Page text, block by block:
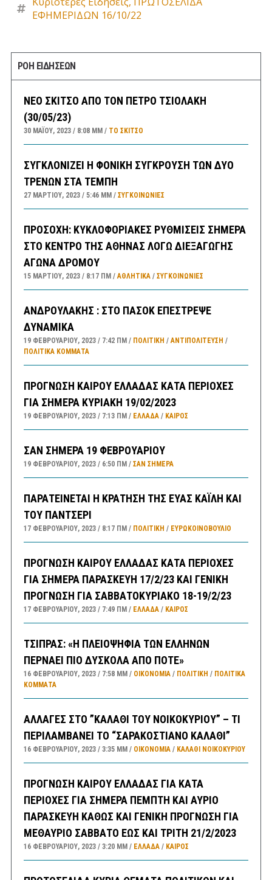
ΕΦΗΜΕΡΙΔΩΝ 16/10/22
ΡΟΗ ΕΙΔΗΣΕΩΝ
ΝΕΟ ΣΚΙΤΣΟ ΑΠΟ ΤΟΝ ΠΕΤΡΟ ΤΣΙΟΛΑΚΗ
(30/05/23)
30 ΜΑΪ́ΟΥ, 2023 8:08 ΜΜ ΤΟ ΣΚΊΤΣΟ
ΣΥΓΚΛΟΝΙΖΕΙ Η ΦΟΝΙΚΗ ΣΥΓΚΡΟΥΣΗ ΤΩΝ ΔΥΟ
ΤΡΕΝΩΝ ΣΤΑ ΤΕΜΠΗ
27 ΜΑΡΤΊΟΥ, 2023 5:46 ΜΜ ΣΥΓΚΟΙΝΩΝΊΕΣ
ΠΡΟΣΟΧΗ: ΚΥΚΛΟΦΟΡΙΑΚΕΣ ΡΥΘΜΙΣΕΙΣ ΣΗΜΕΡΑ
ΣΤΟ ΚΕΝΤΡΟ ΤΗΣ ΑΘΗΝΑΣ ΛΟΓΩ ΔΙΕΞΑΓΩΓΗΣ
ΑΓΩΝΑ ΔΡΟΜΟΥ
15 ΜΑΡΤΊΟΥ, 2023 8:17 ΠΜ ΑΘΛΗΤΙΚΑ/ ΣΥΓΚΟΙΝΩΝΊΕΣ
ΑΝΔΡΟΥΛΑΚΗΣ : ΣΤΟ ΠΑΣΟΚ ΕΠΕΣΤΡΕΨΕ
ΔΥΝΑΜΙΚΑ
19 ΦΕΒΡΟΥΑΡΊΟΥ, 2023 7:42 ΠΜ ΠΟΛΙΤΙΚΗ /ΑΝΤΙΠΟΛΊΤΕΥΣΗ /
ΠΟΛΙΤΙΚΆ ΚΌΜΜΑΤΑ
ΠΡΟΓΝΩΣΗ ΚΑΙΡΟΥ ΕΛΛΑΔΑΣ ΚΑΤΑ ΠΕΡΙΟΧΕΣ
ΓΙΑ ΣΗΜΕΡΑ ΚΥΡΙΑΚΗ 19/02/2023
19 ΦΕΒΡΟΥΑΡΊΟΥ, 2023 7:13 ΠΜ ΕΛΛΑΔA/ ΚΑΙΡΌΣ
ΣΑΝ ΣΗΜΕΡΑ 19 ΦΕΒΡΟΥΑΡΙΟΥ
19 ΦΕΒΡΟΥΑΡΊΟΥ, 2023 6:50 ΠΜ ΣΑΝ ΣΉΜΕΡΑ
ΠΑΡΑΤΕΙΝΕΤΑΙ Η ΚΡΑΤΗΣΗ ΤΗΣ ΕΥΑΣ ΚΑΪΛΗ ΚΑΙ
ΤΟΥ ΠΑΝΤΣΕΡΙ
17 ΦΕΒΡΟΥΑΡΊΟΥ, 2023 8:17 ΠΜ ΠΟΛΙΤΙΚΗ / ΕΥΡΩΚΟΙΝΟΒΟΥΛΙΟ
ΠΡΟΓΝΩΣΗ ΚΑΙΡΟΥ ΕΛΛΑΔΑΣ ΚΑΤΑ ΠΕΡΙΟΧΕΣ
ΓΙΑ ΣΗΜΕΡΑ ΠΑΡΑΣΚΕΥΗ 17/2/23 ΚΑΙ ΓΕΝΙΚΗ
ΠΡΟΓΝΩΣΗ ΓΙΑ ΣΑΒΒΑΤΟΚΥΡΙΑΚΟ 18-19/2/23
17 ΦΕΒΡΟΥΑΡΊΟΥ, 2023 7:49 ΠΜ ΕΛΛΑΔA/ ΚΑΙΡΌΣ
ΤΣΙΠΡΑΣ: «Η ΠΛΕΙΟΨΗΦΙΑ ΤΩΝ ΕΛΛΗΝΩΝ
ΠΕΡΝΑΕΙ ΠΙΟ ΔΥΣΚΟΛΑ ΑΠΟ ΠΟΤΕ»
16 ΦΕΒΡΟΥΑΡΊΟΥ, 2023 7:58 ΜΜ ΟΙΚΟΝΟΜΙΑ/ ΠΟΛΙΤΙΚΗ / ΠΟΛΙΤΙΚΆ
ΚΌΜΜΑΤΑ
ΑΛΛΑΓΕΣ ΣΤΟ ”ΚΑΛΑΘΙ ΤΟΥ ΝΟΙΚΟΚΥΡΙΟΥ” – ΤΙ
ΠΕΡΙΛΑΜΒΑΝΕΙ ΤΟ “ΣΑΡΑΚΟΣΤΙΑΝΟ ΚΑΛΑΘΙ”
16 ΦΕΒΡΟΥΑΡΊΟΥ, 2023 3:35 ΜΜ ΟΙΚΟΝΟΜΙΑ/ ΚΑΛΑΘΙ ΝΟΙΚΟΚΥΡΙΟΥ
ΠΡΟΓΝΩΣΗ ΚΑΙΡΟΥ ΕΛΛΑΔΑΣ ΓΙΑ ΚΑΤΑ
ΠΕΡΙΟΧΕΣ ΓΙΑ ΣΗΜΕΡΑ ΠΕΜΠΤΗ ΚΑΙ ΑΥΡΙΟ
ΠΑΡΑΣΚΕΥΗ ΚΑΘΩΣ ΚΑΙ ΓΕΝΙΚΗ ΠΡΟΓΝΩΣΗ ΓΙΑ
ΜΕΘΑΥΡΙΟ ΣΑΒΒΑΤΟ ΕΩΣ ΚΑΙ ΤΡΙΤΗ 21/2/2023
16 ΦΕΒΡΟΥΑΡΊΟΥ, 2023 3:20 ΜΜ ΕΛΛΑΔA/ ΚΑΙΡΌΣ